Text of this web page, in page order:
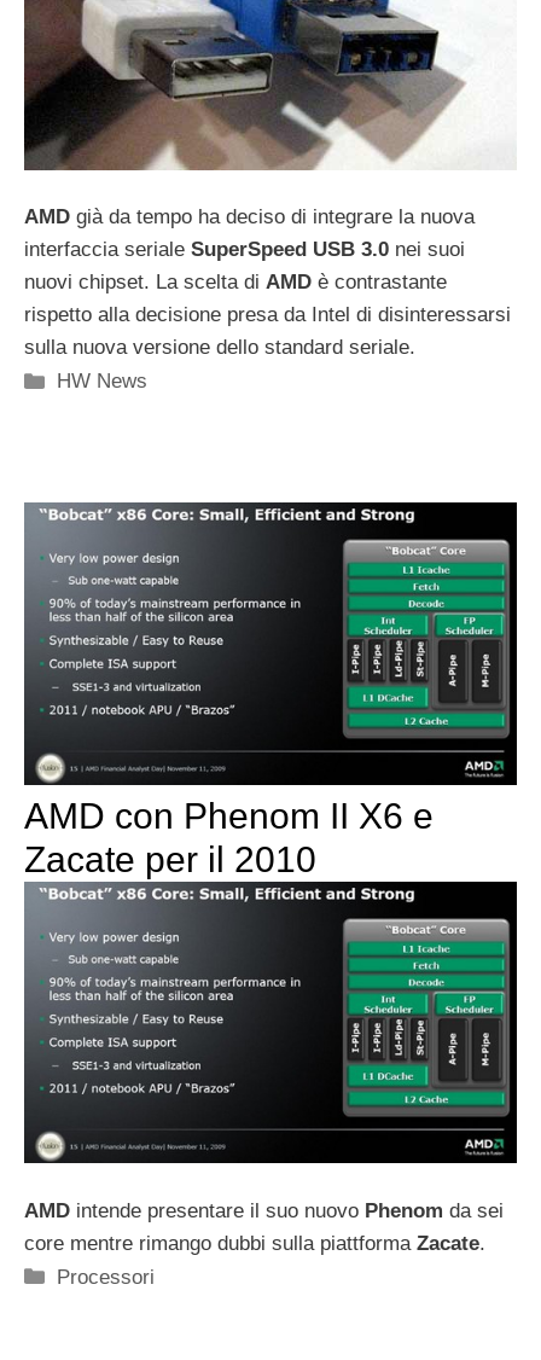
AMD già da tempo ha deciso di integrare la nuova
interfaccia seriale SuperSpeed USB 3.0 nei suoi
nuovi chipset. La scelta di AMD è contrastante
rispetto alla decisione presa da Intel di disinteressarsi
sulla nuova versione dello standard seriale.
Categorie
HW News
AMD con Phenom II X6 e
Zacate per il 2010
AMD intende presentare il suo nuovo Phenom da sei
core mentre rimango dubbi sulla piattforma Zacate.
Categorie
Processori